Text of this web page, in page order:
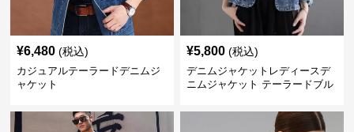
¥6,480 (税込)
カジュアルテーラードデニムジ
ャケット
¥5,800 (税込)
デニムジャケットレディースデ
ニムジャケット テーラードブル